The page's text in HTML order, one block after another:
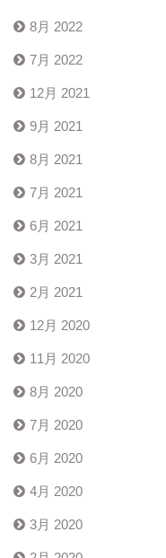
8月 2022
7月 2022
12月 2021
9月 2021
8月 2021
7月 2021
6月 2021
3月 2021
2月 2021
12月 2020
11月 2020
8月 2020
7月 2020
6月 2020
4月 2020
3月 2020